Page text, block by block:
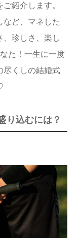
紹介します。
など、マネした
、珍しさ、楽し
た！一生に一度
尽くしの結婚式
り込むには？